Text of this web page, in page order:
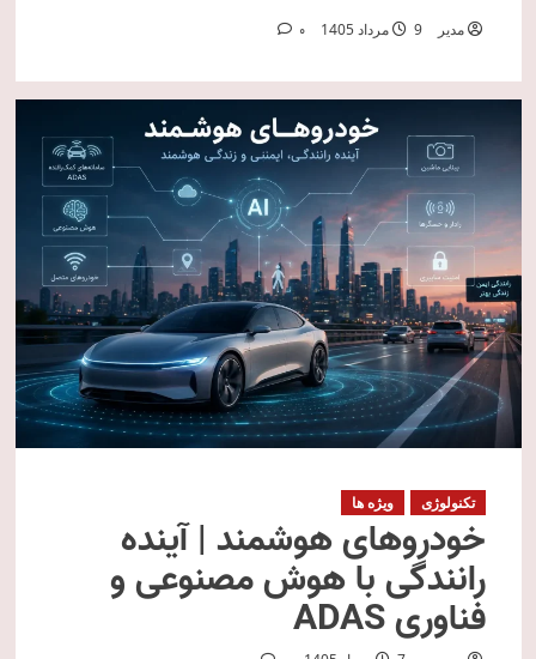
مدیر 9 مرداد 1405 0
تکنولوژی ویژه ها
خودروهای هوشمند | آینده
رانندگی با هوش مصنوعی و
فناوری ADAS